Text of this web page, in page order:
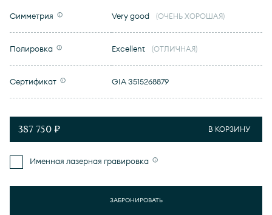
Симметрия Very good (ОЧЕНЬ ХОРОШАЯ)
Полировка Excellent (ОТЛИЧНАЯ)
Сертификат GIA 3515268879
387 750 ₽ В КОРЗИНУ
Именная лазерная гравировка
ЗАБРОНИРОВАТЬ